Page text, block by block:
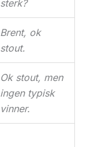
sterk?
Brent, ok
stout.
Ok stout, men
ingen typisk
vinner.